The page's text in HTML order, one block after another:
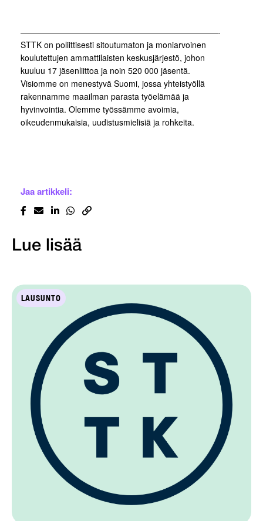
————————————————————————-
STTK on poliittisesti sitoutumaton ja moniarvoinen
koulutettujen ammattilaisten keskusjärjestö, johon
kuuluu 17 jäsenliittoa ja noin 520 000 jäsentä.
Visiomme on menestyvä Suomi, jossa yhteistyöllä
rakennamme maailman parasta työelämää ja
hyvinvointia. Olemme työssämme avoimia,
oikeudenmukaisia, uudistusmielisiä ja rohkeita.
Jaa artikkeli:
Lue lisää
LAUSUNTO